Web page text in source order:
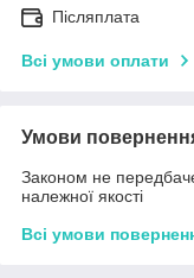
Післяплата
Всі умови оплати
Умови
Законом не
належної якості
Всі умови